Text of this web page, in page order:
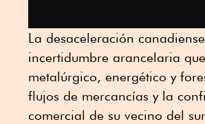
La desaceleración
incertidumbre arancelaria
metalúrgico, energético y
flujos de mercancías y la
comercial de su vecino del